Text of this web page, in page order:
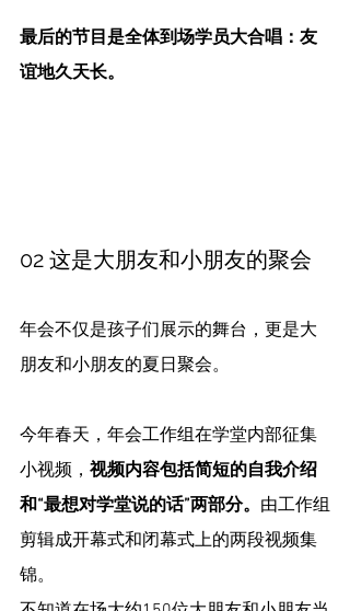
最后的节目是全体到场学员大合唱：友
谊地久天长。
02 这是大朋友和小朋友的聚会
年会不仅是孩子们展示的舞台，更是大
朋友和小朋友的夏日聚会。
今年春天，年会工作组在学堂内部征集
小视频， 视频内容包括简短的自我介绍
和“最想对学堂说的话”两部分。 由工作组
剪辑成开幕式和闭幕式上的两段视频集
锦。